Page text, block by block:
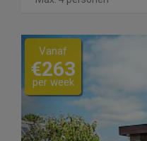
Previous
Vanaf
€263
per week